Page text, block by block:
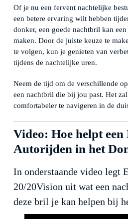
Of je nu een fervent nachtelijke
een betere ervaring wilt hebben
donker, een goede nachtbril kan
maken. Door de juiste keuze te
te volgen, kun je genieten van
tijdens de nachtelijke uren.
Neem de tijd om de verschillende
een nachtbril die bij jou past. Het
comfortabeler te navigeren in de
Video: Hoe helpt
Autorijden in het
In onderstaande video legt
20/20Vision uit wat een
deze bril je kan helpen bij